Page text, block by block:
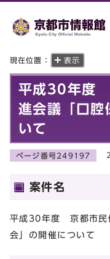
現在位置： 表示
平成30年度
進会議「口腔
いて
ページ番号249197
案件名
平成30年度 京都市民
会」の開催について